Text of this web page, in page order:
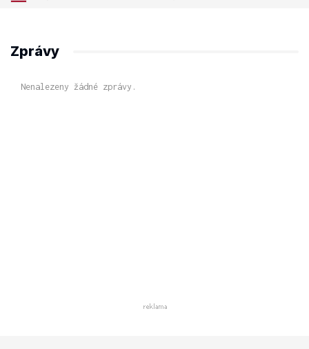
Zprávy
Nenalezeny žádné zprávy.